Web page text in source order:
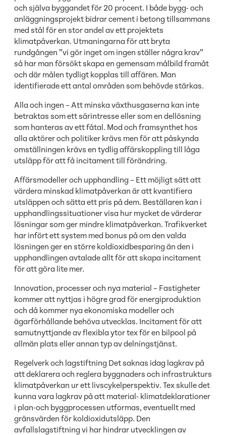
och själva byggandet för 20 procent. I både bygg- och
anläggningsprojekt bidrar cement i betong tillsammans
med stål för en stor andel av ett projektets
klimatpåverkan. Utmaningarna för att bryta
rundgången ”vi gör inget om ingen ställer några krav”
så har man försökt skapa en gemensam målbild framåt
och där målen tydligt kopplas till affären. Man
identifierade ett antal områden som behövde stärkas.
Alla och ingen – Att minska växthusgaserna kan inte
betraktas som ett särintresse eller som en dellösning
som hanteras av ett fåtal. Mod och framsynthet hos
alla aktörer och politiker krävs men för att påskynda
omställningen krävs en tydlig affärskoppling till låga
utsläpp för att få incitament till förändring.
Affärsmodeller och upphandling – Ett möjligt sätt att
värdera minskad klimatpåverkan är att kvantifiera
utsläppen och sätta ett pris på dem. Beställaren kan i
upphandlingssituationer visa hur mycket de värderar
lösningar som ger mindre klimatpåverkan. Trafikverket
har infört ett system med bonus på om den valda
lösningen ger en större koldioxidbesparing än den i
upphandlingen avtalade allt för att skapa incitament
för att göra lite mer.
Innovation, processer och nya material – Fastigheter
kommer att nyttjas i högre grad för energiproduktion
och då kommer nya ekonomiska modeller och
ägarförhållande behöva utvecklas. Incitament för att
samutnyttjande av flexibla ytor tex för en bilpool på
allmän plats eller annan typ av delningstjänst.
Regelverk och lagstiftning Det saknas idag lagkrav på
att deklarera och reglera byggnaders och infrastrukturs
klimatpåverkan ur ett livscykelperspektiv. Tex skulle det
kunna vara lagkrav på att material- klimatdeklarationer
i plan-och byggprocessen utformas, eventuellt med
gränsvärden för koldioxidutsläpp. Den
avfallslagstiftning vi har hindrar utvecklingen av